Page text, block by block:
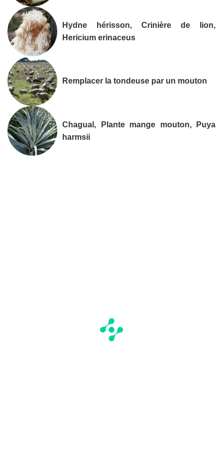
Hydne hérisson, Crinière de lion,
Hericium erinaceus
Remplacer la tondeuse par un mouton
Chagual, Plante mange mouton, Puya
harmsii